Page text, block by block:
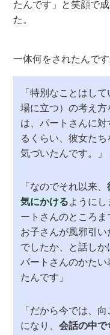
たんです」と笑顔で
た。
一体何をされたんで
「特別なことはし
場に立つ）の考え
は、パートさんに
るくらい、彼女た
気づいたんです。」
「なのでそれ以来、
気にかけるように
ートさんのところ
お子さんが風邪引
でしたか、と話しか
パートさんのかた
たんです」
「だから今では、
になり、会話の中で